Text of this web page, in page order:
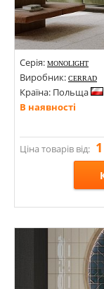
Серія: MONOLIGHT
Виробник: CERRAD
Країна: Польща
В наявності
Ціна товарів від:
Розміри:
Стилі: Моноколор;
Кольори: